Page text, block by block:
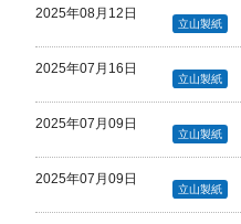
2025年08月12日
立山製紙
2025年07月16日
立山製紙
2025年07月09日
立山製紙
2025年07月09日
立山製紙